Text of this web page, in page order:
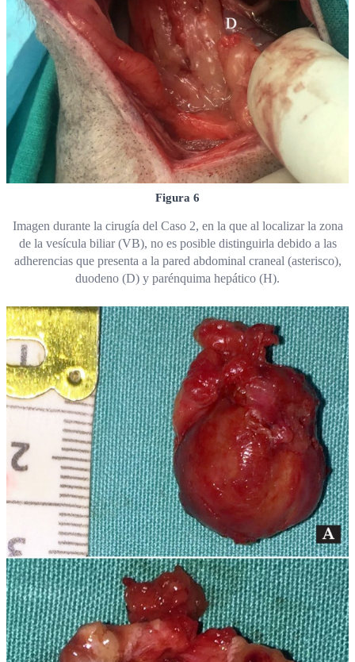
Figura 6
Imagen durante la cirugía del Caso 2, en la que al localizar la zona
de la vesícula biliar (VB), no es posible distinguirla debido a las
adherencias que presenta a la pared abdominal craneal (asterisco),
duodeno (D) y parénquima hepático (H).